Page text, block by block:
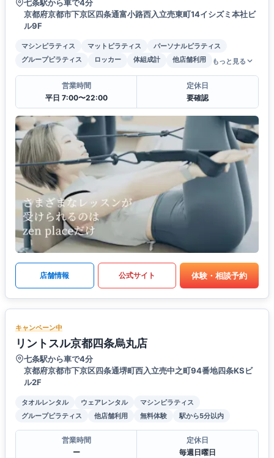
七条駅から車で4分
京都府京都市下京区四条通富小路西入立売東町14イシズミ本社ビ
ル9F
マシンピラティス マットピラティス
パーソナルピラティス
グループピラティス
ロッカー 体組成計 他店舗利用 もっと見る
営業時間
平日 7:00〜22:00
定休日
要確認
店舗情報 公式サイト 体験・相談予約
キャンペーン中
リントスル京都四条烏丸店
七条駅から車で4分
京都府京都市下京区四条通堺町西入立売中之町94番地四条KSビ
ル2F
タオルレンタル ウェアレンタル
マシンピラティス
グループピラティス
他店舗利用 無料体験 駅から5分以内
営業時間
ー
定休日
毎週日曜日